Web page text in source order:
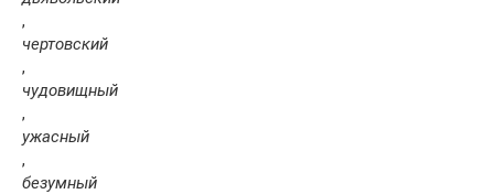
,
чертовский
,
чудовищный
,
ужасный
,
безумный